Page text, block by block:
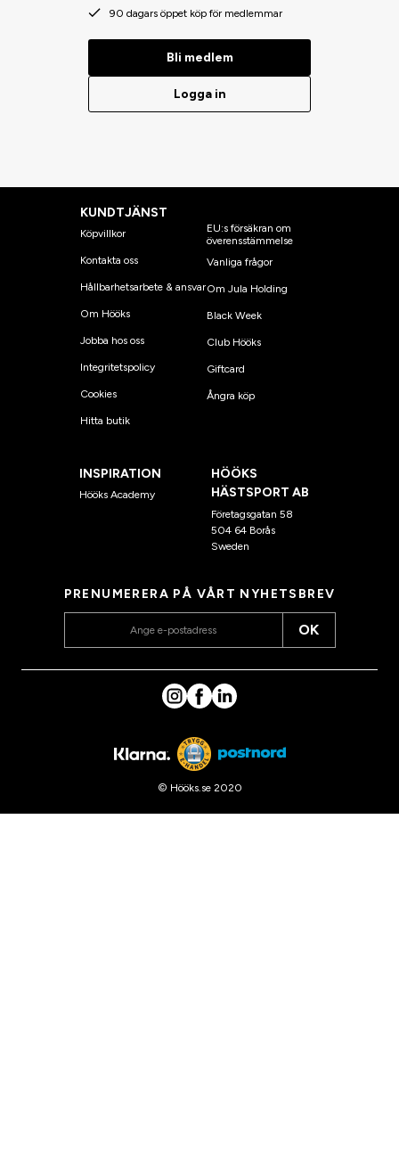
90 dagars öppet köp för medlemmar
Bli medlem
Logga in
KUNDTJÄNST
Köpvillkor
Kontakta oss
Hållbarhetsarbete & ansvar
Om Hööks
Jobba hos oss
Integritetspolicy
Cookies
Hitta butik
EU:s försäkran om
överensstämmelse
Vanliga frågor
Om Jula Holding
Black Week
Club Hööks
Giftcard
Ångra köp
INSPIRATION
Hööks Academy
HÖÖKS
HÄSTSPORT AB
Företagsgatan 58
504 64 Borås
Sweden
PRENUMERERA PÅ VÅRT NYHETSBREV
OK
© Hööks.se 2020